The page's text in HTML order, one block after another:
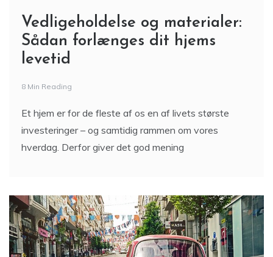
Vedligeholdelse og materialer:
Sådan forlænges dit hjems
levetid
8 Min Reading
Et hjem er for de fleste af os en af livets største
investeringer – og samtidig rammen om vores
hverdag. Derfor giver det god mening